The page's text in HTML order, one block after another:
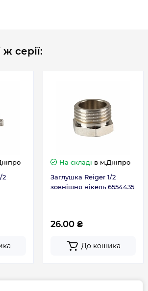
ж серії:
2
На складі в м.Дніпро
Заглушка Reiger 1/2
зовнішня нікель 6554435
26.00 ₴
До кошика